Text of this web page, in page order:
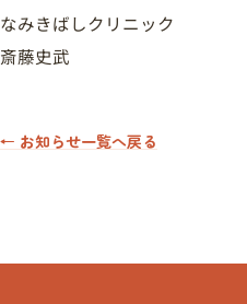
なみきばしクリニック
斎藤史武
← お知らせ一覧へ戻る